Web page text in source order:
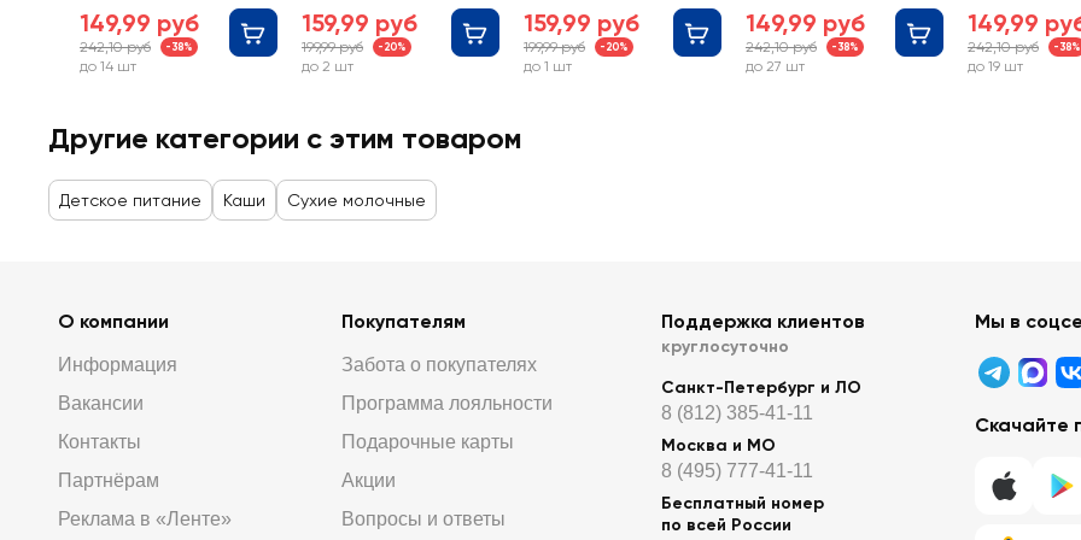
149,99 руб
242,10 руб -38%
до 14 шт
159,99 руб
199,99 руб -20%
до 2 шт
месяцев
159,99 руб
199,99 руб -20%
до 1 шт
149,99 руб
242,10 руб -38%
до 27 шт
149,99
242,10 руб -38%
до 19 шт
Другие категории с этим товаром
Детское питание Каши Сухие молочные
О компании
Информация
Вакансии
Контакты
Партнёрам
Реклама в «Ленте»
Покупателям
Забота о покупателях
Программа лояльности
Подарочные карты
Акции
Вопросы и ответы
Поддержка клиентов
круглосуточно
Санкт-Петербург и ЛО
8 (812) 385-41-11
Москва и МО
8 (495) 777-41-11
Бесплатный номер
по всей России
Мы в
Скачайте